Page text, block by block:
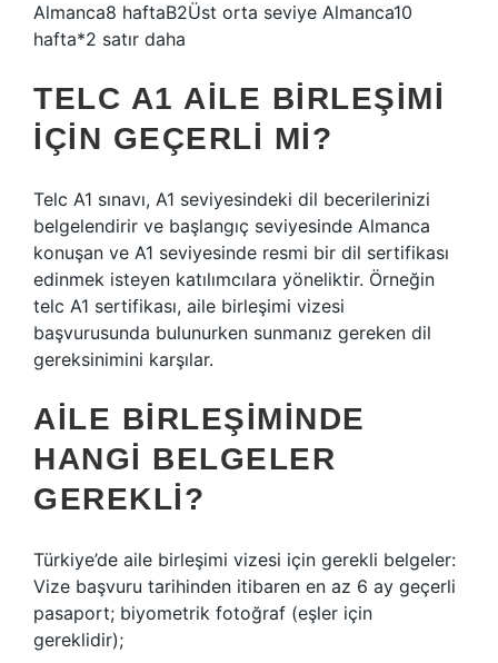
Almanca8 haftaB2Üst orta seviye Almanca10
hafta*2 satır daha
TELC A1 AILE BIRLEŞIMI
IÇIN GEÇERLI MI?
Telc A1 sınavı, A1 seviyesindeki dil becerilerinizi
belgelendirir ve başlangıç ​​seviyesinde Almanca
konuşan ve A1 seviyesinde resmi bir dil sertifikası
edinmek isteyen katılımcılara yöneliktir. Örneğin
telc A1 sertifikası, aile birleşimi vizesi
başvurusunda bulunurken sunmanız gereken dil
gereksinimini karşılar.
AILE BIRLEŞIMINDE
HANGI BELGELER
GEREKLI?
Türkiye’de aile birleşimi vizesi için gerekli belgeler:
Vize başvuru tarihinden itibaren en az 6 ay geçerli
pasaport; biyometrik fotoğraf (eşler için
gereklidir);